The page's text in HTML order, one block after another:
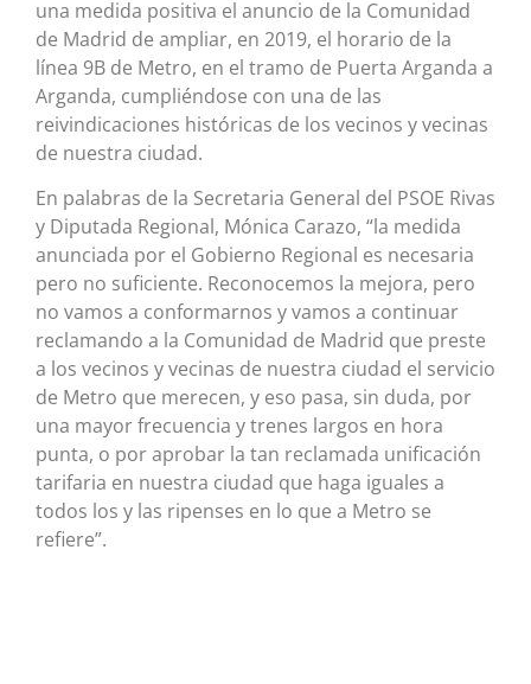
una medida positiva el anuncio de la Comunidad
de Madrid de ampliar, en 2019, el horario de la
línea 9B de Metro, en el tramo de Puerta Arganda a
Arganda, cumpliéndose con una de las
reivindicaciones históricas de los vecinos y vecinas
de nuestra ciudad.
En palabras de la Secretaria General del PSOE Rivas
y Diputada Regional, Mónica Carazo, “la medida
anunciada por el Gobierno Regional es necesaria
pero no suficiente. Reconocemos la mejora, pero
no vamos a conformarnos y vamos a continuar
reclamando a la Comunidad de Madrid que preste
a los vecinos y vecinas de nuestra ciudad el servicio
de Metro que merecen, y eso pasa, sin duda, por
una mayor frecuencia y trenes largos en hora
punta, o por aprobar la tan reclamada unificación
tarifaria en nuestra ciudad que haga iguales a
todos los y las ripenses en lo que a Metro se
refiere”.